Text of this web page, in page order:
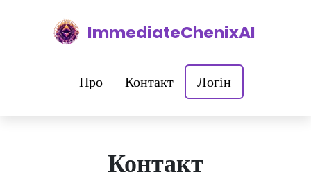
ImmediateChenixAI
Про Контакт Логін
Контакт